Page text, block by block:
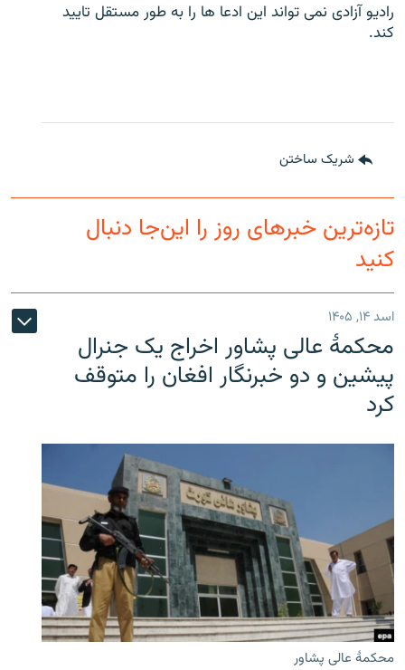
رادیو آزادی نمی تواند این ادعا ها را به طور مستقل تایید
کند.
شریک ساختن
تازه‌ترین خبرهای روز را این‌جا دنبال
کنید
اسد ۱۴, ۱۴۰۵
محکمۀ عالی پشاور اخراج یک جنرال
پیشین و دو خبرنگار افغان را متوقف
کرد
محکمۀ عالی پشاور